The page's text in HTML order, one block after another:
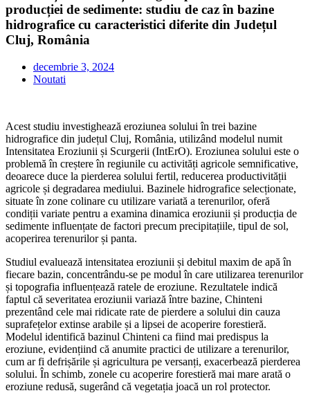
producției de sedimente: studiu de caz în bazine
hidrografice cu caracteristici diferite din Județul
Cluj, România
decembrie 3, 2024
Noutati
Acest studiu investighează eroziunea solului în trei bazine
hidrografice din județul Cluj, România, utilizând modelul numit
Intensitatea Eroziunii și Scurgerii (IntErO). Eroziunea solului este o
problemă în creștere în regiunile cu activități agricole semnificative,
deoarece duce la pierderea solului fertil, reducerea productivității
agricole și degradarea mediului. Bazinele hidrografice selecționate,
situate în zone colinare cu utilizare variată a terenurilor, oferă
condiții variate pentru a examina dinamica eroziunii și producția de
sedimente influențate de factori precum precipitațiile, tipul de sol,
acoperirea terenurilor și panta.
Studiul evaluează intensitatea eroziunii și debitul maxim de apă în
fiecare bazin, concentrându-se pe modul în care utilizarea terenurilor
și topografia influențează ratele de eroziune. Rezultatele indică
faptul că severitatea eroziunii variază între bazine, Chinteni
prezentând cele mai ridicate rate de pierdere a solului din cauza
suprafețelor extinse arabile și a lipsei de acoperire forestieră.
Modelul identifică bazinul Chinteni ca fiind mai predispus la
eroziune, evidențiind că anumite practici de utilizare a terenurilor,
cum ar fi defrișările și agricultura pe versanți, exacerbează pierderea
solului. În schimb, zonele cu acoperire forestieră mai mare arată o
eroziune redusă, sugerând că vegetația joacă un rol protector.